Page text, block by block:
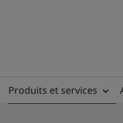
Produits et services